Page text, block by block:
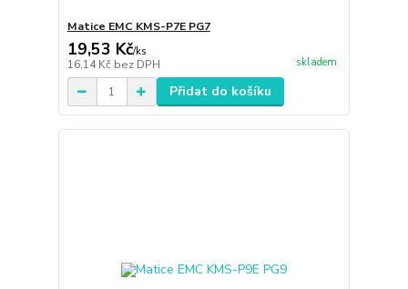
Matice EMC KMS-P7E PG7
19,53 Kč/ks
16,14 Kč bez DPH skladem
Přidat do košíku